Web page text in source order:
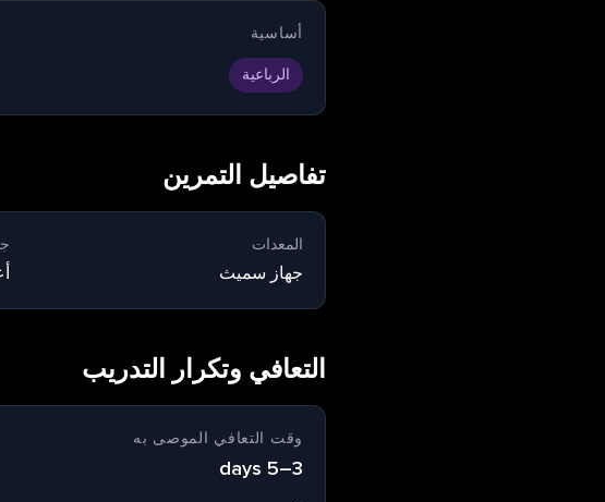
أساسية
الرباعية
تفاصيل التمرين
المعدات
جهاز سميث
التعافي وتكرار التدريب
وقت التعافي الموصى به
3–5 days